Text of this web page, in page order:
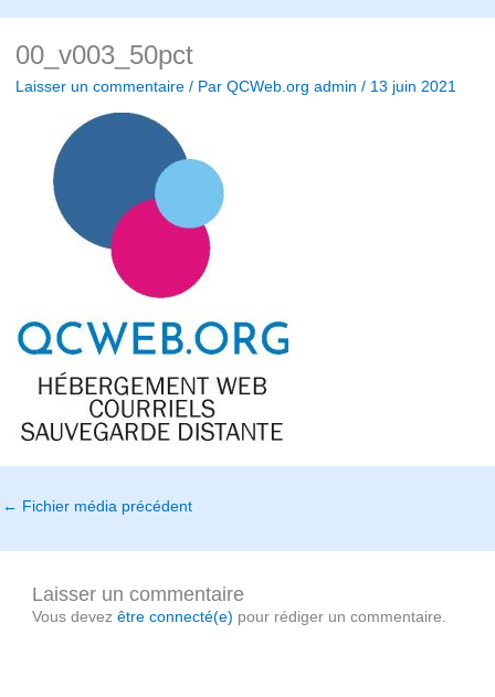
00_v003_50pct
Laisser un commentaire / Par QCWeb.org admin / 13 juin 2021
← Fichier média précédent
Laisser un commentaire
Vous devezêtre connecté(e) pour rédiger un commentaire.